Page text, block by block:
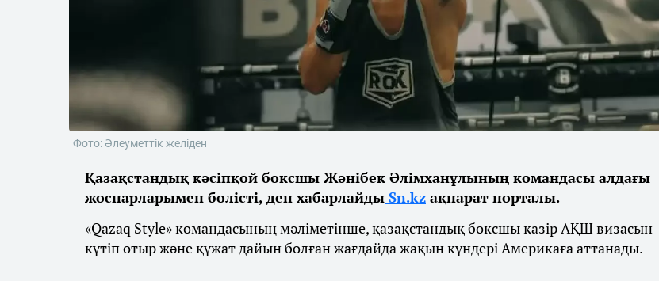
Фото: Әлеуметтік желіден
Қазақстандық кәсіпқой боксшы Жәнібек Әлімханұлының командасы алдағы
жоспарларымен бөлісті, деп хабарлайды Sn.kz ақпарат порталы.
«Qazaq Style» командасының мәліметінше, қазақстандық боксшы қазір АҚШ визасын
күтіп отыр және құжат дайын болған жағдайда жақын күндері Америкаға аттанады.